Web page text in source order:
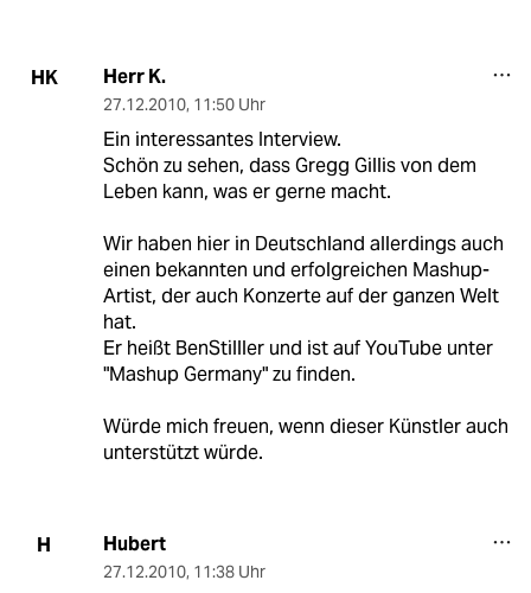
HK Herr K.
27.12.2010, 11:50 Uhr
Ein interessantes Interview.
Schön zu sehen, dass Gregg Gillis von dem
Leben kann, was er gerne macht.
Wir haben hier in Deutschland allerdings auch
einen bekannten und erfolgreichen Mashup-
Artist, der auch Konzerte auf der ganzen Welt
hat.
Er heißt BenStilller und ist auf YouTube unter
"Mashup Germany" zu finden.
Würde mich freuen, wenn dieser Künstler auch
unterstützt würde.
H Hubert
27.12.2010, 11:38 Uhr